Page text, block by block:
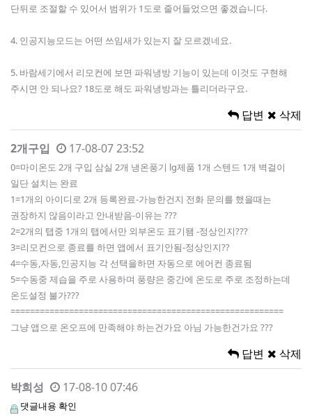
단뒤로 조절할 수 있어서 범위가 1도로 줄어들었으면 좋겠습니다.
4. 인공지능모드는 어떤 쓰임새가 있는지 잘 모르겠네요.
5. 바람세기에서 리모컨에 보면 파워냉방 기능이 있는데 이것도 구현해
주시면 안 되나요? 18도로 해도 파워냉방과는 틀리더라구요.
답변 삭제
2개구입 17-08-07 23:52
0=마이온도 2개 구입 삼실 2개 냉온풍기 lg제품 1개 스텐드 1개 벽걸이
일단 설치는 완료
1=1개의 아이디로 2개 등록완료-가능한건지 전화 문의를 했을때는
권장하지 않음이라고 안내받음-이유는 ???
2=2개의 탭중 1개의 탭에서만 외부온도 표기됌 -정상인지???
3=리모컨으로 종료를 하면 앱에서 표기안됨-정상인지??
4=수동,자동,인공지능 각 선택을하면 자동으로 에어컨 종료됨
5=수동중 제습을 주로 사용하며 풍량은 중간에 온도로 주로 조정하는데
온도설정 불가???
========================================================
그냥 앱으로 온오프에 만족해야 하는건가요 아님 가능한건가요 ???
답변 삭제
박희성 17-08-10 07:46
댓글내용 확인